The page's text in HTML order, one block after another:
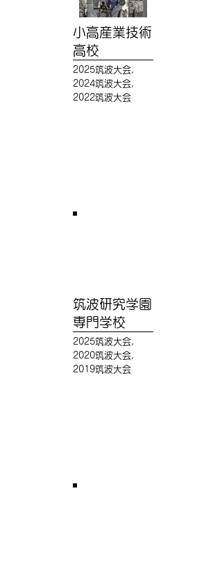
小高産業技術
高校
2025筑波大会,
2024筑波大会,
2022筑波大会
筑波研究学園
専門学校
2025筑波大会,
2020筑波大会,
2019筑波大会